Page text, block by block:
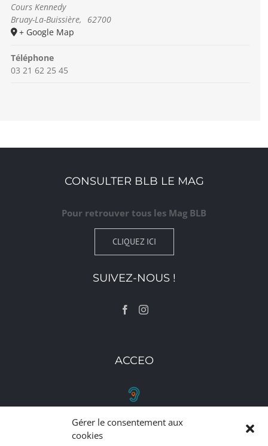
Gérer le consentement aux
cookies
Cours Kennedy
Bruay-La-Buissière,
62700
+ Google Map
Téléphone
03 21 62 25 45
CONSULTER BLB LE MAG
Pour retrouver tous les Mag BLB
CLIQUEZ ICI
SUIVEZ-NOUS !
ACCEO
RETROUVEZ-NOUS